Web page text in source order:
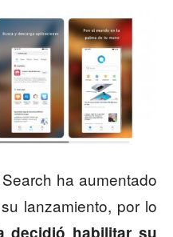
ha aumentado
lanzamiento, por lo
decidió habilitar su